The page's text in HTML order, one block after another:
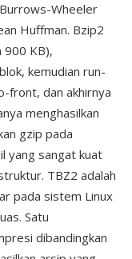
Wheeler
Huffman. Bzip2
900 KB),
kemudian run-
front, dan akhirnya
menghasilkan
gzip pada
yang sangat kuat
TBZ2 adalah
pada sistem Linux
Satu
dibandingkan